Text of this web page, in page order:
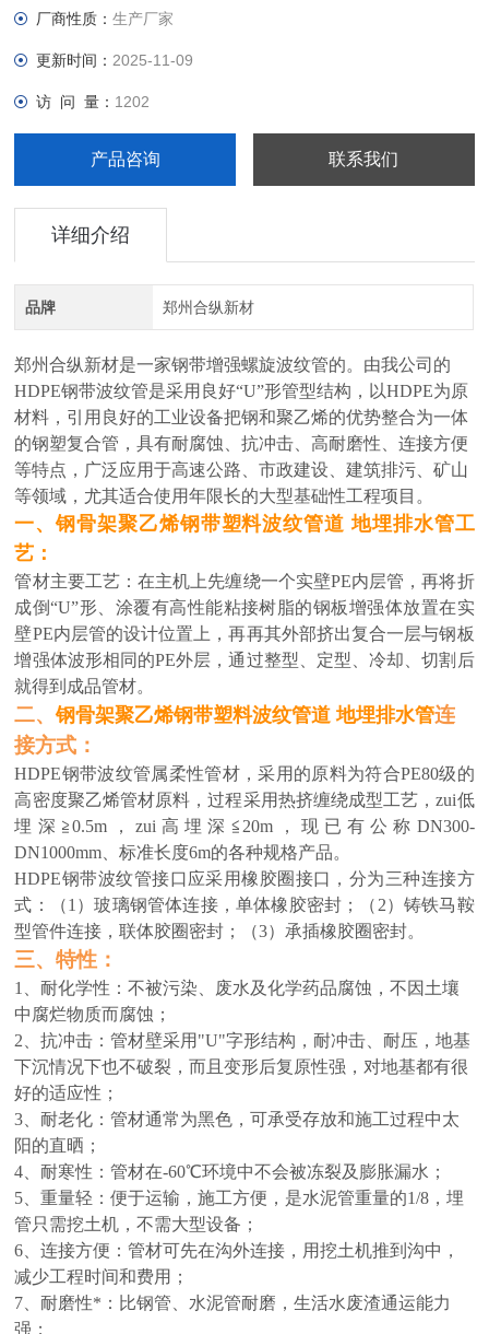
厂商性质：生产厂家
更新时间： 2025-11-09
访 问 量： 1202
产品咨询 联系我们
详细介绍
品牌 郑州合纵新材
郑州合纵新材是一家钢带增强螺旋波纹管的。由我公司的
HDPE钢带波纹管是采用良好“U”形管型结构，以HDPE为原
材料，引用良好的工业设备把钢和聚乙烯的优势整合为一体
的钢塑复合管，具有耐腐蚀、抗冲击、高耐磨性、连接方便
等特点，广泛应用于高速公路、市政建设、建筑排污、矿山
等领域，尤其适合使用年限长的大型基础性工程项目。
一、钢骨架聚乙烯钢带塑料波纹管道 地埋排水管工
艺：
管材主要工艺：在主机上先缠绕一个实壁PE内层管，再将折
成倒“U”形、涂覆有高性能粘接树脂的钢板增强体放置在实
壁PE内层管的设计位置上，再再其外部挤出复合一层与钢板
增强体波形相同的PE外层，通过整型、定型、冷却、切割后
就得到成品管材。
二、钢骨架聚乙烯钢带塑料波纹管道 地埋排水管连
接方式：
HDPE钢带波纹管属柔性管材，采用的原料为符合PE80级的
高密度聚乙烯管材原料，过程采用热挤缠绕成型工艺，zui低
埋深≧0.5m，zui 高埋深≦20m，现已有公称DN300-
DN1000mm、标准长度6m的各种规格产品。
HDPE钢带波纹管接口应采用橡胶圈接口，分为三种连接方
式：（1）玻璃钢管体连接，单体橡胶密封；（2）铸铁马鞍
型管件连接，联体胶圈密封；（3）承插橡胶圈密封。
三、特性：
1、耐化学性：不被污染、废水及化学药品腐蚀，不因土壤
中腐烂物质而腐蚀；
2、抗冲击：管材壁采用"U"字形结构，耐冲击、耐压，地基
下沉情况下也不破裂，而且变形后复原性强，对地基都有很
好的适应性；
3、耐老化：管材通常为黑色，可承受存放和施工过程中太
阳的直晒；
4、耐寒性：管材在-60℃环境中不会被冻裂及膨胀漏水；
5、重量轻：便于运输，施工方便，是水泥管重量的1/8，埋
管只需挖土机，不需大型设备；
6、连接方便：管材可先在沟外连接，用挖土机推到沟中，
减少工程时间和费用；
7、耐磨性*：比钢管、水泥管耐磨，生活水废渣通运能力
强；